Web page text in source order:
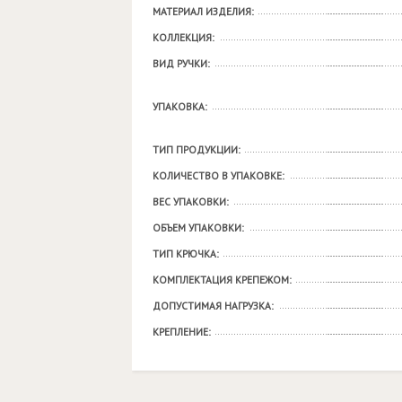
МАТЕРИАЛ ИЗДЕЛИЯ:
КОЛЛЕКЦИЯ:
ВИД РУЧКИ:
УПАКОВКА:
ТИП ПРОДУКЦИИ:
КОЛИЧЕСТВО В УПАКОВКЕ:
ВЕС УПАКОВКИ:
ОБЪЕМ УПАКОВКИ:
ТИП КРЮЧКА:
КОМПЛЕКТАЦИЯ КРЕПЕЖОМ:
ДОПУСТИМАЯ НАГРУЗКА:
КРЕПЛЕНИЕ: